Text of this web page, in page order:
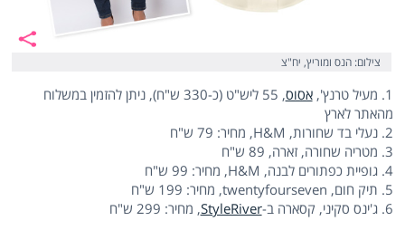
צילום: הנס ומוריץ, יח"צ
1. מעיל טרנץ', אסוס
, 55 ליש"ט (כ-330 ש"ח), ניתן להזמין במשלוח
מהאתר לארץ
2. נעלי בד שחורות, H&M, מחיר: 79 ש"ח
3. מטריה שחורה, זארה, 89 ש"ח
4. גופיית כפתורים לבנה, H&M, מחיר: 99 ש"ח
5. תיק חום, twentyfourseven, מחיר: 199 ש"ח
6. ג'ינס סקיני, קסארה ב-
StyleRiver, מחיר: 299 ש"ח